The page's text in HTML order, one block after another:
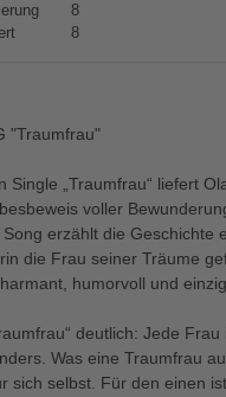
8
8
"Traumfrau"
Single „Traumfrau“ liefert
voller
erzählt die Geschichte
die Frau seiner Träume
humorvoll und
deutlich: Jede
Was eine Traumfrau
sich selbst. Für den einen